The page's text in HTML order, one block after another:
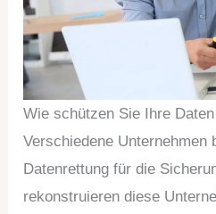
Wie schützen Sie Ihre
Verschiedene Unternehmen
Datenrettung für die
rekonstruieren diese